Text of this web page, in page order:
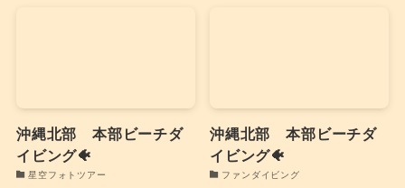
沖縄北部 本部ビーチダ
イビング🐠
星空フォトツアー
沖縄北部 本部ビーチダ
イビング🐠
ファンダイビング